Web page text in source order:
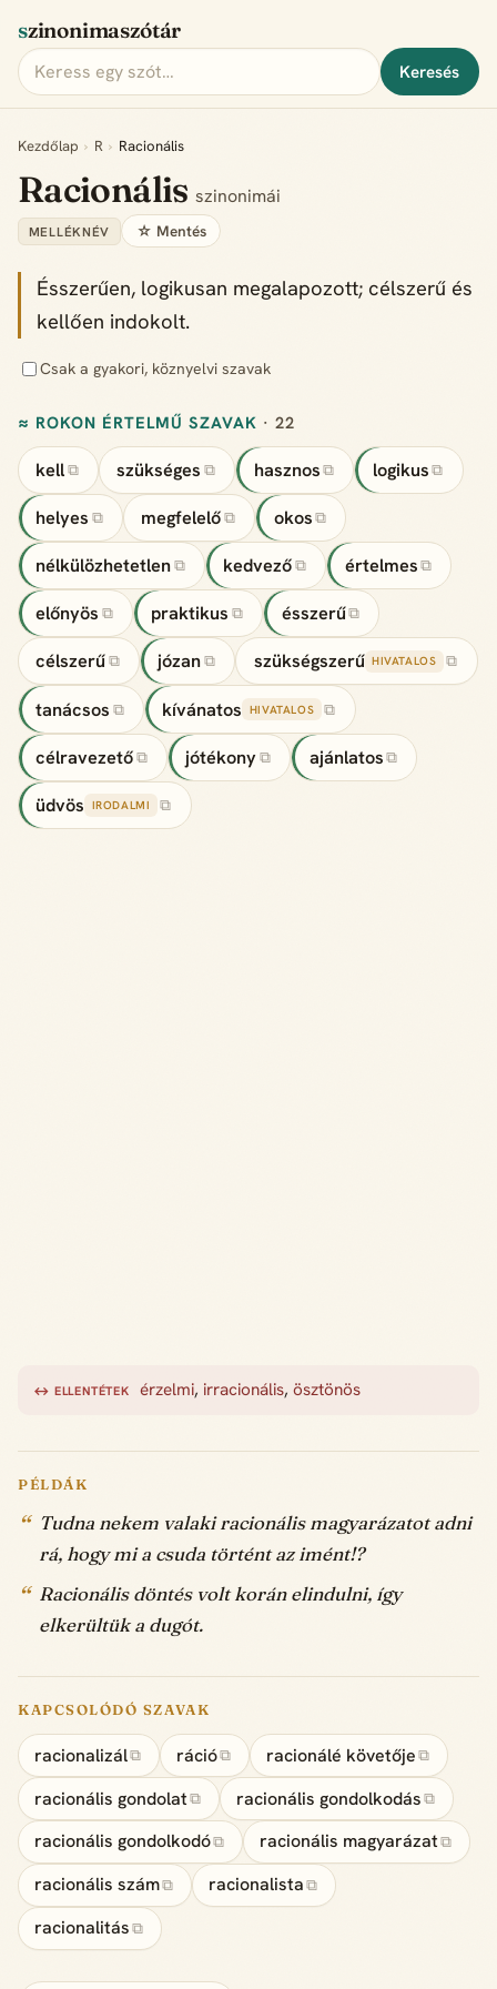
szinonimaszótár
Keresés
Kezdőlap › R › Racionális
Racionális szinonimái
MELLÉKNÉV ☆ Mentés
Ésszerűen, logikusan megalapozott; célszerű és
kellően indokolt.
Csak a gyakori, köznyelvi szavak
≈ ROKON ÉRTELMŰ SZAVAK · 22
kell ⧉ szükséges ⧉ hasznos ⧉ logikus ⧉
helyes ⧉ megfelelő ⧉ okos ⧉
nélkülözhetetlen ⧉ kedvező ⧉ értelmes ⧉
előnyös ⧉ praktikus ⧉ ésszerű⧉
célszerű ⧉ józan ⧉ szükségszerű HIVATALOS ⧉
tanácsos ⧉ kívánatos HIVATALOS ⧉
célravezető ⧉ jótékony ⧉ ajánlatos ⧉
üdvös IRODALMI ⧉
↔ ELLENTÉTEK érzelmi, irracionális,ösztönös
PÉLDÁK
Tudna nekem valaki racionális magyarázatot adni
rá, hogy mi a csuda történt az imént!?
Racionális döntés volt korán elindulni, így
elkerültük a dugót.
KAPCSOLÓDÓ SZAVAK
racionalizál⧉ ráció⧉ racionálé követője ⧉
racionális gondolat ⧉ racionális gondolkodás ⧉
racionális gondolkodó⧉ racionális magyarázat ⧉
racionális szám⧉ racionalista ⧉
racionalitás ⧉